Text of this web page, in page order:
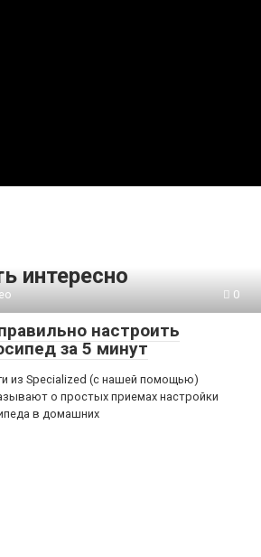
интересно
0
настроить
за 5 минут
из Specialized (с нашей помощью)
о простых приемах настройки
в домашних